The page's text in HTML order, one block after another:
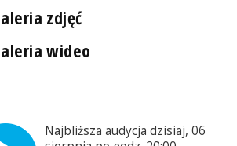
zdjęć
wideo
Najbliższa audycja dzisiaj, 06